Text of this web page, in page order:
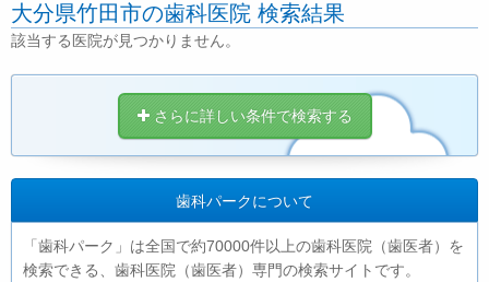
大分県竹田市の歯科医院 検索結果
該当する医院が見つかりません。
さらに詳しい条件で検索する
歯科パークについて
「歯科パーク」は全国で約70000件以上の歯科医院（歯医者）を
検索できる、歯科医院（歯医者）専門の検索サイトです。